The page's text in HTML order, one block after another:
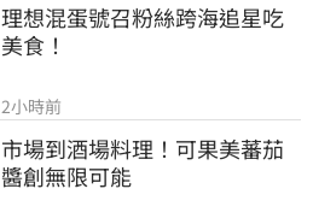
理想混蛋號召粉絲跨海追星吃
美食！
2小時前
市場到酒場料理！可果美蕃茄
醬創無限可能